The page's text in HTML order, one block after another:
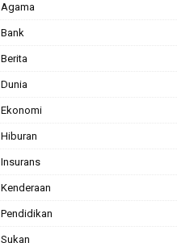
Agama
Bank
Berita
Dunia
Ekonomi
Hiburan
Insurans
Kenderaan
Pendidikan
Sukan